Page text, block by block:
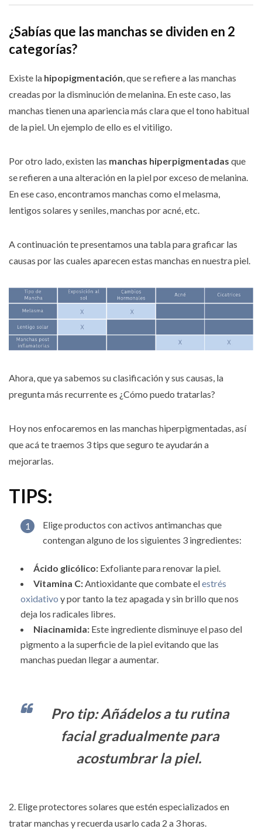
¿Sabías que las manchas se dividen en 2
categorías?
Existe la hipopigmentación , que se refiere a las manchas
creadas por la disminución de melanina. En este caso, las
manchas tienen una apariencia más clara que el tono habitual
de la piel. Un ejemplo de ello es el vitiligo.
Por otro lado, existen las manchas hiperpigmentadas que
se refieren a una alteración en la piel por exceso de melanina.
En ese caso, encontramos manchas como el melasma,
lentigos solares y seniles, manchas por acné, etc.
A continuación te presentamos una tabla para graficar las
causas por las cuales aparecen estas manchas en nuestra piel.
Ahora, que ya sabemos su clasificación y sus causas, la
pregunta más recurrente es ¿Cómo puedo tratarlas?
Hoy nos enfocaremos en las manchas hiperpigmentadas, así
que acá te traemos 3 tips que seguro te ayudarán a
mejorarlas.
TIPS:
Elige productos con activos antimanchas que
contengan alguno de los siguientes 3 ingredientes:
Ácido glicólico: Exfoliante para renovar la piel.
Vitamina C: Antioxidante que combate elestrés
oxidativo y por tanto la tez apagada y sin brillo que nos
deja los radicales libres.
Niacinamida: Este ingrediente disminuye el paso del
pigmento a la superficie de la piel evitando que las
manchas puedan llegar a aumentar.
Pro tip: Añádelos a tu rutina
facial gradualmente para
acostumbrar la piel.
2. Elige protectores solares que estén especializados en
tratar manchas y recuerda usarlo cada 2 a 3 horas.